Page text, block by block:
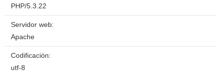
PHP/5.3.22
Servidor web:
Apache
Codificación:
utf-8